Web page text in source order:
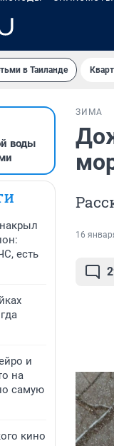
в Таиланде
воды
есть
и
на
самую
кино
ЗИМА
16